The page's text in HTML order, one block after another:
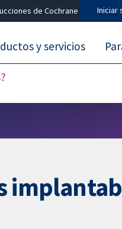
de Cochrane Iniciar
y servicios